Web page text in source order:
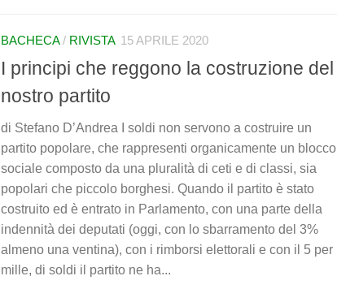
BACHECA/ RIVISTA 15 APRILE 2020
I principi che reggono la costruzione del
nostro partito
di Stefano D’Andrea I soldi non servono a costruire un
partito popolare, che rappresenti organicamente un blocco
sociale composto da una pluralità di ceti e di classi, sia
popolari che piccolo borghesi. Quando il partito è stato
costruito ed è entrato in Parlamento, con una parte della
indennità dei deputati (oggi, con lo sbarramento del 3%
almeno una ventina), con i rimborsi elettorali e con il 5 per
mille, di soldi il partito ne ha...